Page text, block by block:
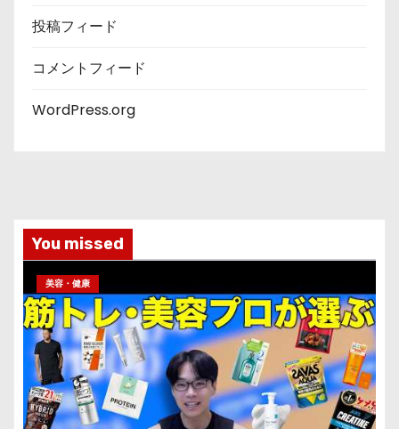
投稿フィード
コメントフィード
WordPress.org
You missed
美容・健康